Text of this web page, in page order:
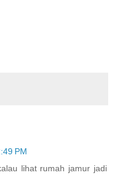
PM
lihat rumah jamur jadi